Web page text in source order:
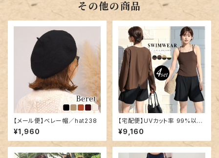
その他の商品
【メール便】ベレー帽／hat238
¥1,960
【宅配便】UVカット率 99%以上
水着 体型カバー キャミキニ レ
ディース 4点セット／hys3396
¥9,160